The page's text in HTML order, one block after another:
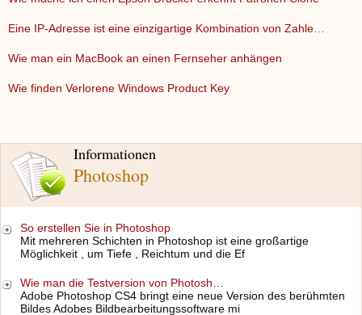
Informationen
Photoshop
So erstellen Sie in Photoshop
Mit mehreren Schichten in Photoshop ist eine großartige
Möglichkeit , um Tiefe , Reichtum und die Ef
Wie man die Testversion von Photosh…
Adobe Photoshop CS4 bringt eine neue Version des berühmten
Bildes Adobes Bildbearbeitungssoftware mi
Wie man ein MacBook an einen Fernseher anhängen
Wie finden Verlorene Windows Product Key